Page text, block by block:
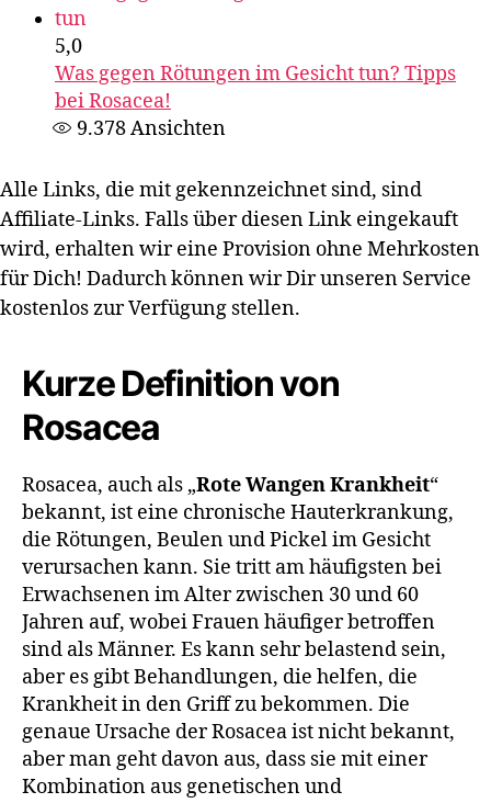
5,0
Was gegen Rötungen im Gesicht tun? Tipps
bei Rosacea!
9.378Ansichten
Alle Links, die mit gekennzeichnet sind, sind
Affiliate-Links. Falls über diesen Link eingekauft
wird, erhalten wir eine Provision ohne Mehrkosten
für Dich! Dadurch können wir Dir unseren Service
kostenlos zur Verfügung stellen.
Kurze Definition von
Rosacea
Rosacea, auch als „Rote Wangen Krankheit“
bekannt, ist eine chronische Hauterkrankung,
die Rötungen, Beulen und Pickel im Gesicht
verursachen kann. Sie tritt am häufigsten bei
Erwachsenen im Alter zwischen 30 und 60
Jahren auf, wobei Frauen häufiger betroffen
sind als Männer. Es kann sehr belastend sein,
aber es gibt Behandlungen, die helfen, die
Krankheit in den Griff zu bekommen. Die
genaue Ursache der Rosacea ist nicht bekannt,
aber man geht davon aus, dass sie mit einer
Kombination aus genetischen und